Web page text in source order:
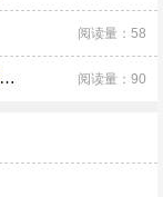
阅读量：58
白居易的七夕描写了什么白居易的七夕描写了啥 阅读量：90